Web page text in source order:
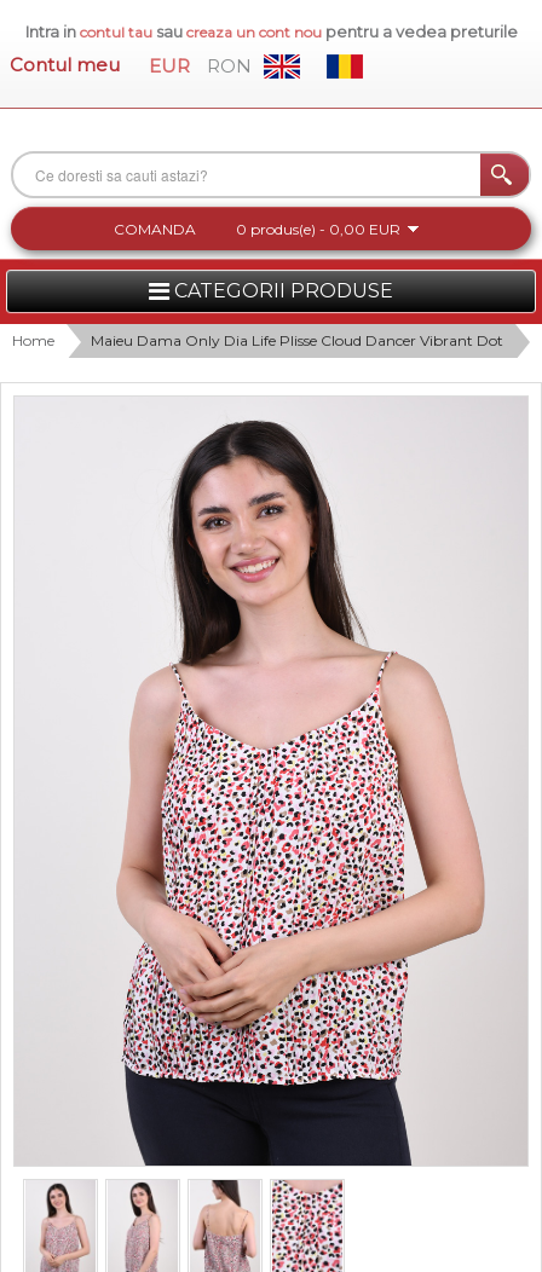
Intra in contul tausau creaza un cont nou pentru a vedea preturile
Contul meu EUR RON
COMANDA 0 produs(e) - 0,00 EUR
CATEGORII PRODUSE
FEMEI
BARBATI
INCALTAMINTE DAMA
ACCESORII DAMA
Home Maieu Dama Only Dia Life Plisse Cloud Dancer Vibrant Dot